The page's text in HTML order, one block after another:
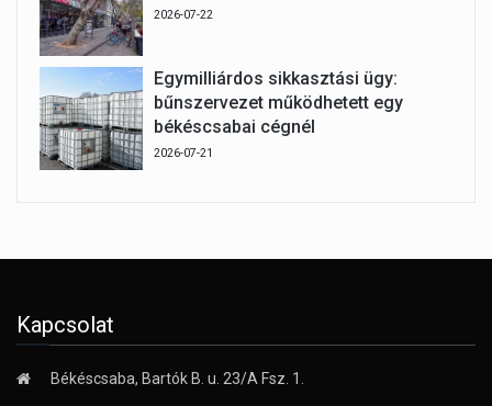
2026-07-22
Egymilliárdos sikkasztási ügy:
bűnszervezet működhetett egy
békéscsabai cégnél
2026-07-21
Kapcsolat
Békéscsaba, Bartók B. u. 23/A Fsz. 1.